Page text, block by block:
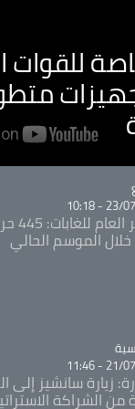
للقوات
23/07/
الموسم الحالي
21/07/
زيارة سانشيز
من الشراكة